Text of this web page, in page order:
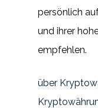
persönlich
und ihrer
empfehlen.
über